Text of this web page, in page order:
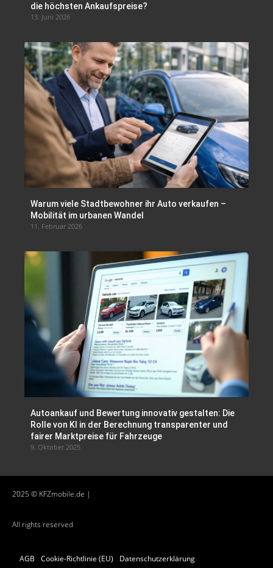
die höchsten Ankaufspreise?
13. Juni 2026
Warum viele Stadtbewohner ihr Auto verkaufen –
Mobilität im urbanen Wandel
11. Februar 2026
Autoankauf und Bewertung innovativ gestalten: Die
Rolle von KI in der Berechnung transparenter und
fairer Marktpreise für Fahrzeuge
9. Oktober 2025
2025 © KFZmobile.de |
All rights reserved
AGB Cookie-Richtlinie (EU) Datenschutzerklärung